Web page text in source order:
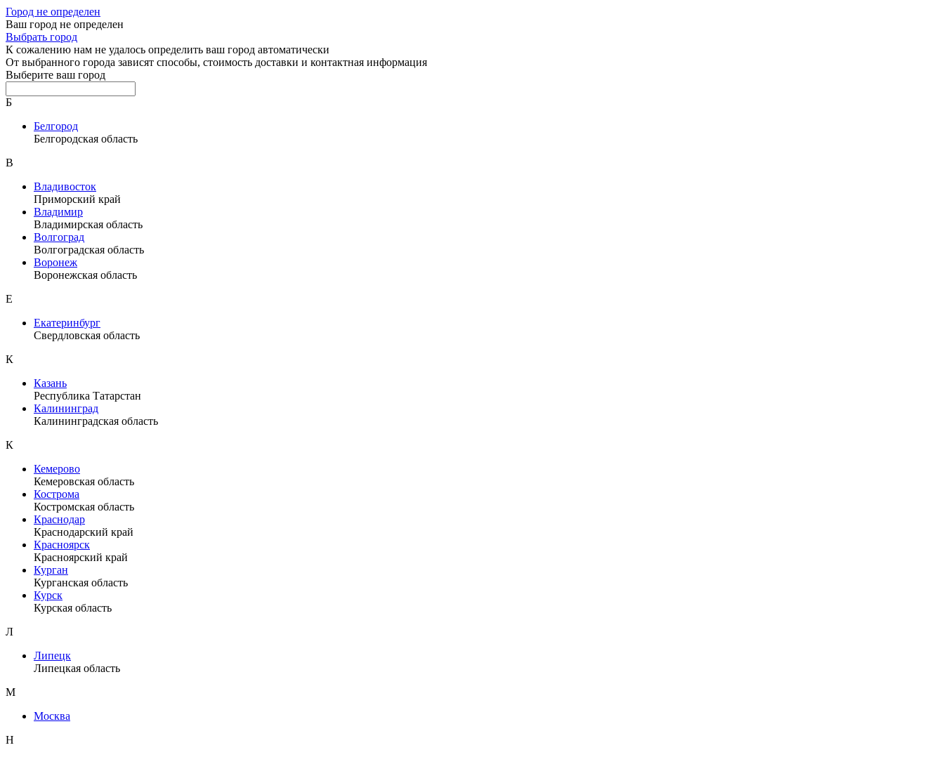
Город не определен
Ваш город не определен
Выбрать город
К сожалению нам не удалось определить ваш город автоматически
От выбранного города зависят способы, стоимость доставки и контактная информация
Выберите ваш город
Б
Белгород
Белгородская область
В
Владивосток
Приморский край
Владимир
Владимирская область
Волгоград
Волгоградская область
Воронеж
Воронежская область
Е
Екатеринбург
Свердловская область
К
Казань
Республика Татарстан
Калининград
Калининградская область
К
Кемерово
Кемеровская область
Кострома
Костромская область
Краснодар
Краснодарский край
Красноярск
Красноярский край
Курган
Курганская область
Курск
Курская область
Л
Липецк
Липецкая область
М
Москва
Н